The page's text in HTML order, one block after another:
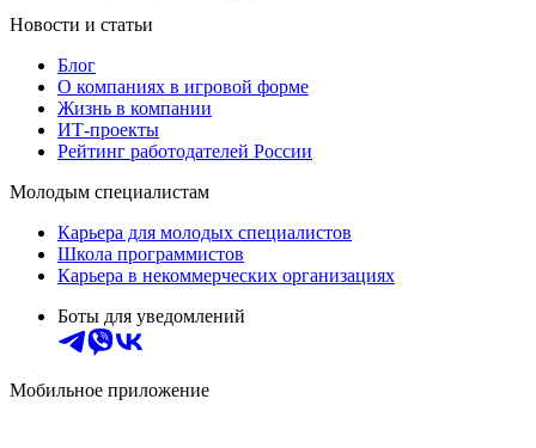
Новости и статьи
Блог
О компаниях в игровой форме
Жизнь в компании
ИТ-проекты
Рейтинг работодателей России
Молодым специалистам
Карьера для молодых специалистов
Школа программистов
Карьера в некоммерческих организациях
Боты для уведомлений
Мобильное приложение